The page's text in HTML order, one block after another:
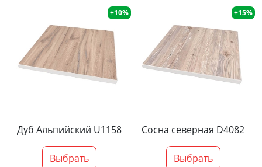
+10%
Дуб Альпийский U1158
Выбрать
+15%
Сосна северная D4082
Выбрать